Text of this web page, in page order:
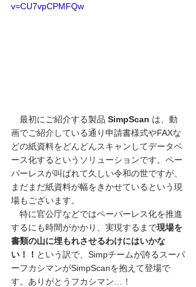
v=CU7vpCPMFQw
最初にご紹介する製品 SimpScan は、動
画でご紹介している通り申請書様式やFAXな
どの紙資料をどんどんスキャンしてデータベ
ース化するというソリューションです。ペー
パーレスが叫ばれて久しい令和の世ですが、
まだまだ紙資料が幅をきかせているという現
場もございます。
特に官公庁などではペーパーレス化を推進
するにも時間がかかり、実現するまで現場を
書類の山に埋もれさせるわけにはいかな
い！！ という訳で、Simpチームが誇るスーパ
ーフカシマンがSimpScanを抱えて登場で
す。ありがとうフカシマン…！